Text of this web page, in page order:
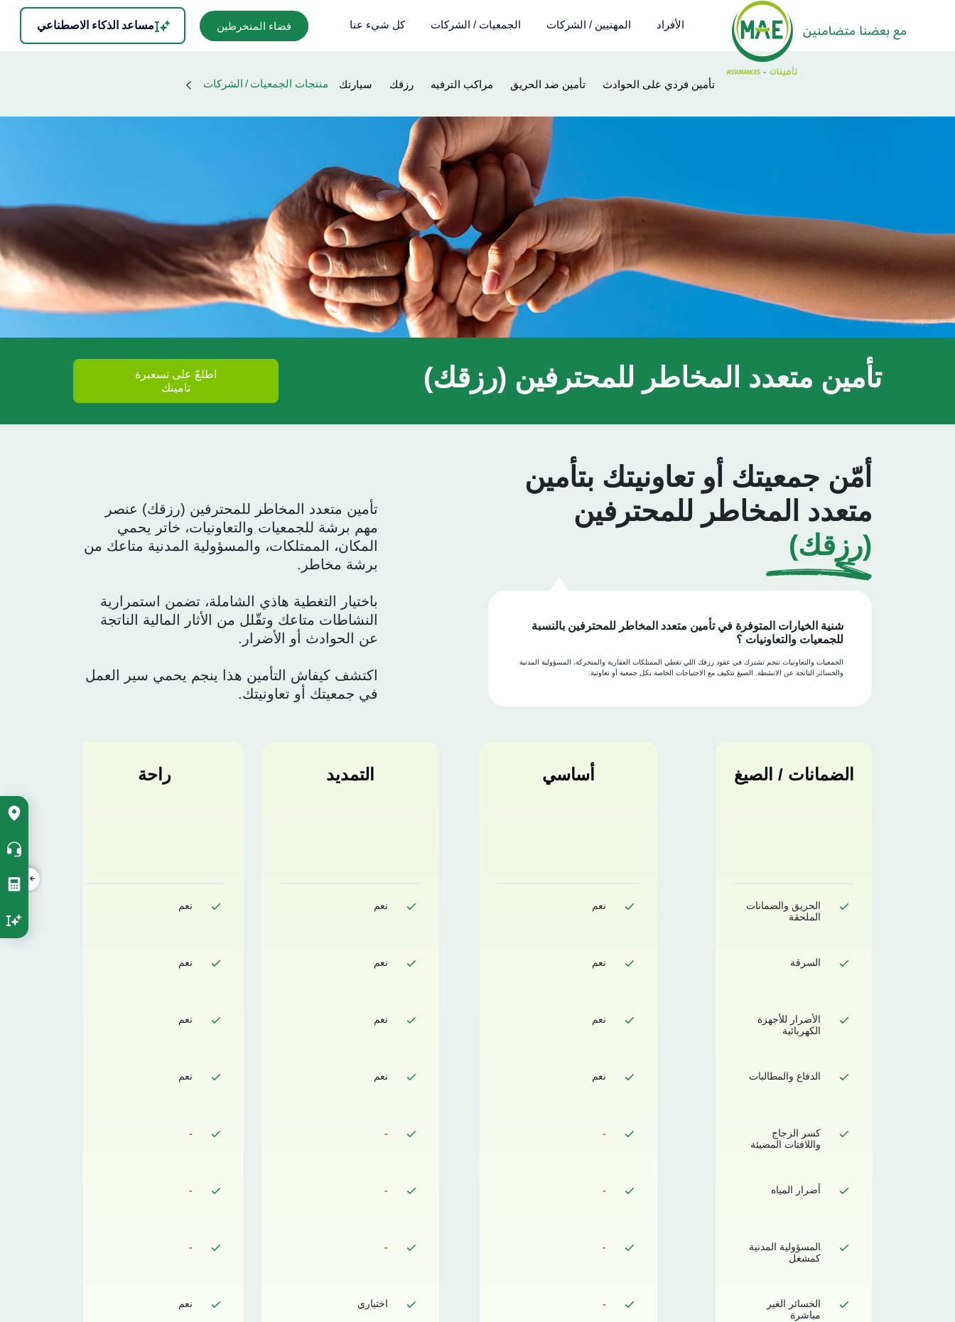
الأفراد المهنيين / الشركات الجمعيات / الشركات كل شيء عنا فضاء المنخرطين مساعد الذكاء الاصطناعي
Association
تأمين فردي على الحوادث تأمين ضد الحريق مراكب الترفيه رزقك سيارتك منتجات الجمعيات / الشركات
تأمين متعدد المخاطر للمحترفين (رزقك)
اطلعّ على تسعيرة
تامينك
أمّن جمعيتك أو تعاونيتك بتأمين
متعدد المخاطر للمحترفين
(رزقك)
شنية الخيارات المتوفرة في تأمين متعدد المخاطر للمحترفين بالنسبة
للجمعيات والتعاونيات ؟
الجمعيات والتعاونيات تنجم تشترك في عقود رزقك اللي تغطي الممتلكات العقارية والمتحركة، المسؤولية المدنية
والخسائر الناتجة عن الانشطة. الصيغ تتكيف مع الاحتياجات الخاصة بكل جمعية أو تعاونية.
تأمين متعدد المخاطر للمحترفين (رزقك) عنصر
مهم برشة للجمعيات والتعاونيات، خاتر يحمي
المكان، الممتلكات، والمسؤولية المدنية متاعك من
برشة مخاطر.
باختيار التغطية هاذي الشاملة، تضمن استمرارية
النشاطات متاعك وتقّلل من الأثار المالية الناتجة
عن الحوادث أو الأضرار.
اكتشف كيفاش التأمين هذا ينجم يحمي سير العمل
في جمعيتك أو تعاونيتك.
الضمانات / الصيغ
الحريق والضمانات
الملحقة
السرقة
الأضرار للأجهزة
الكهربائية
الدفاع والمطالبات
كسر الزجاج
واللافتات المضيئة
أضرار المياه
المسؤولية المدنية
كمشغل
الخسائر الغير
مباشرة
أساسي
نعم
نعم
نعم
نعم
-
-
-
-
التمديد
نعم
نعم
نعم
نعم
-
-
-
اختياري
راحة
نعم
نعم
نعم
نعم
-
-
-
نعم